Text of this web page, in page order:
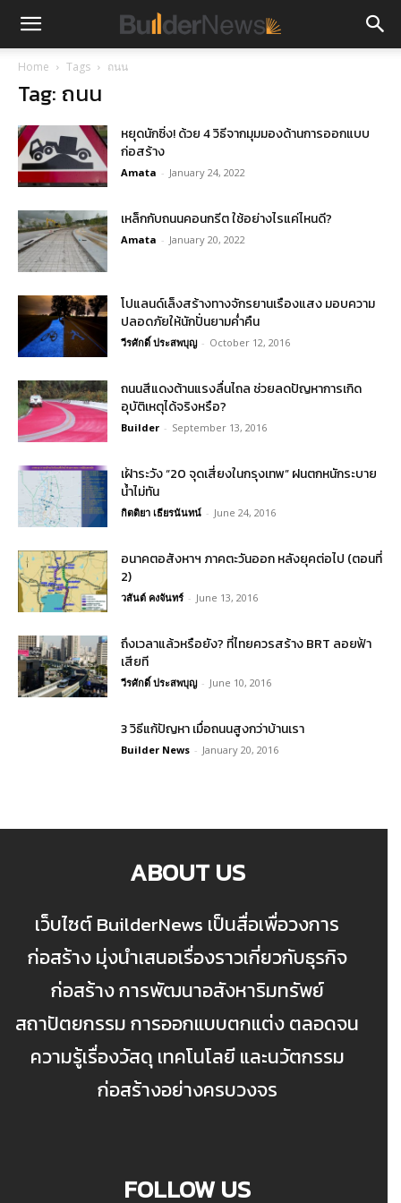
Home Tags ถนน
Tag: ถนน
หยุดนักซิ่ง! ด้วย 4 วิธีจากมุมมองด้านการออกแบบ
ก่อสร้าง
Amata - January 24, 2022
เหล็กกับถนนคอนกรีต ใช้อย่างไรแค่ไหนดี?
Amata - January 20, 2022
โปแลนด์เล็งสร้างทางจักรยานเรืองแสง มอบความ
ปลอดภัยให้นักปั่นยามค่ำคืน
วีรศักดิ์ ประสพบุญ - October 12, 2016
ถนนสีแดงต้านแรงลื่นไถล ช่วยลดปัญหาการเกิด
อุบัติเหตุได้จริงหรือ?
Builder - September 13, 2016
เฝ้าระวัง “20 จุดเสี่ยงในกรุงเทพ” ฝนตกหนักระบาย
น้ำไม่ทัน
กิตติยา เธียรนันทน์ - June 24, 2016
อนาคตอสังหาฯ ภาคตะวันออก หลังยุคต่อไป (ตอนที่
2)
วสันต์ คงจันทร์ - June 13, 2016
ถึงเวลาแล้วหรือยัง? ที่ไทยควรสร้าง BRT ลอยฟ้า
เสียที
วีรศักดิ์ ประสพบุญ - June 10, 2016
3 วิธีแก้ปัญหา เมื่อถนนสูงกว่าบ้านเรา
Builder News - January 20, 2016
ABOUT US
เว็บไซต์ BuilderNews เป็นสื่อเพื่อวงการ
ก่อสร้าง มุ่งนำเสนอเรื่องราวเกี่ยวกับธุรกิจ
ก่อสร้าง การพัฒนาอสังหาริมทรัพย์
สถาปัตยกรรม การออกแบบตกแต่ง ตลอดจน
ความรู้เรื่องวัสดุ เทคโนโลยี และนวัตกรรม
ก่อสร้างอย่างครบวงจร
FOLLOW US